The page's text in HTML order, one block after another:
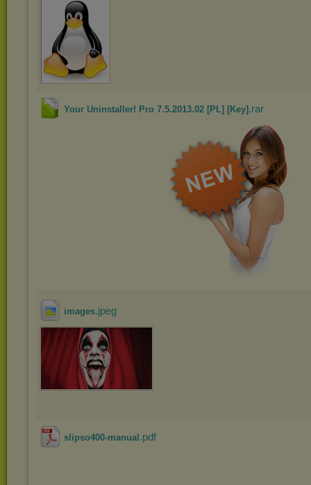
Your Uninstaller! Pro 7.5.2013.02 [PL] [Key] .rar
images.jpeg
slipso400-manual .pdf